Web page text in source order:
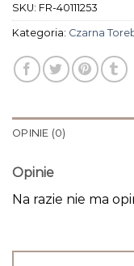
SKU: FR-40111253
Kategoria: Czarna
OPINIE (0)
Opinie
Na razie nie ma